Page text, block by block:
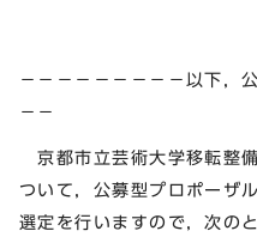
－－－－－－－－－以下，
－－
京都市立芸術大学移転整
ついて，公募型プロポーザ
選定を行いますので，次の